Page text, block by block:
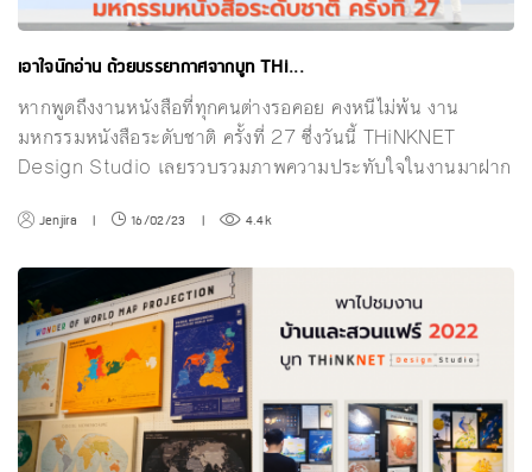
เอาใจนักอ่าน ด้วยบรรยากาศจากบูท THi...
หากพูดถึงงานหนังสือที่ทุกคนต่างรอคอย คงหนีไม่พ้น งาน
มหกรรมหนังสือระดับชาติ ครั้งที่ 27 ซึ่งวันนี้ THiNKNET
Design Studio เลยรวบรวมภาพความประทับใจในงานมาฝาก
Jenjira | 16/02/23 | 4.4k